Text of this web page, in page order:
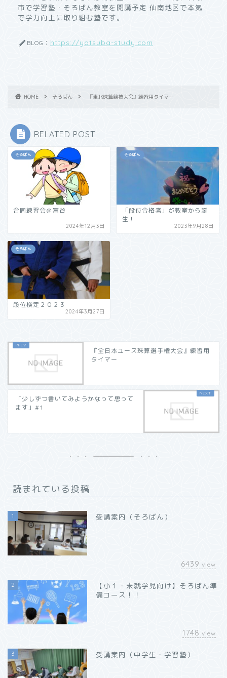
市で学習塾・そろばん教室を開講予定 仙南地区で本気
で学力向上に取り組む塾です。
BLOG： https://yotsuba-study.com
HOME そろばん 『東北珠算競技大会』練習用タイマー
RELATED POST
そろばん
合同練習会＠富谷
2024年12月3日
そろばん
「段位合格者」が教室から誕
生！
2023年9月28日
そろばん
段位検定２０２３
2024年3月27日
『全日本ユース珠算選手権大会』練習用
タイマー
「少しずつ書いてみようかなって思って
ます」#1
読まれている投稿
1 受講案内（そろばん）
6439 view
2
【小１・未就学児向け】そろばん準
備コース！！
1748 view
3 受講案内（中学生・学習塾）